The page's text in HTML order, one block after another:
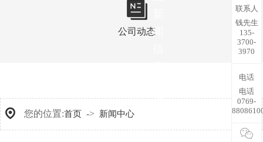
闻
您
公司动态
您的位置:首页 -> 新闻中心
联系人
钱先生
135-
3700-
3970
电话
电话
0769-